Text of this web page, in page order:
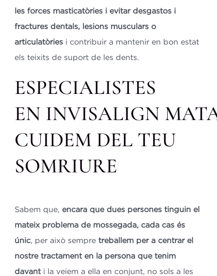
les forces masticatòries i evitar desgastos i
fractures dentals, lesions musculars o
articulatòriesi contribuir a mantenir en bon estat
els teixits de suport de les dents.
ESPECIALISTES
EN INVISALIGN
CUIDEM DEL TEU
SOMRIURE
Sabem que, encara que dues persones tinguin el
mateix problema de mossegada, cada cas és
únic, per això sempre treballem per a centrar el
nostre tractament en la persona que tenim
davanti la veiem a ella en conjunt, no sols a les